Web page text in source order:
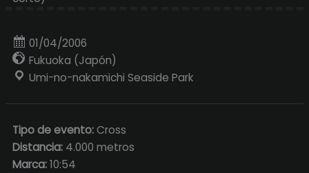
01/04/2006
Fukuoka (Japón)
Umi-no-nakamichi Seaside Park
Tipo de evento:Cross
Distancia: 4.000 metros
Marca:10:54